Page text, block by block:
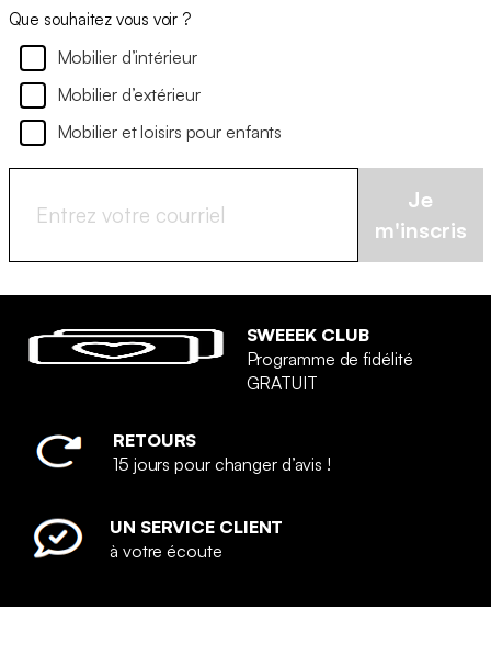
Que souhaitez vous voir ?
Mobilier d’intérieur
Mobilier d’extérieur
Mobilier et loisirs pour enfants
Je
m'inscris
SWEEEK CLUB
Programme de fidélité
GRATUIT
RETOURS
15 jours pour changer d’avis !
UN SERVICE CLIENT
à votre écoute